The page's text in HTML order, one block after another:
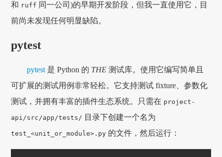
和 ruff 同一公司)的早期开发阶段，但我一直使用它，目
前尚未发现任何明显缺陷。
pytest
pytest 是 Python 的 THE 测试库。使用它编写简单且
可扩展的测试用例非常轻松。它支持测试 fixture、参数化
测试，并拥有丰富的插件生态系统。只需在 project-
api/src/app/tests/ 目录下创建一个名为
test_<unit_or_module>.py 的文件，然后运行：